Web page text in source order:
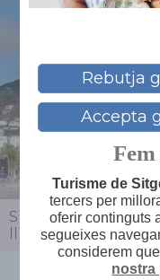
Sitges > Actualitat >
lliures al Parc del
Rebutja
Accepta
Turisme de
tercers per
oferir continguts
segueixes
considerem
nostra